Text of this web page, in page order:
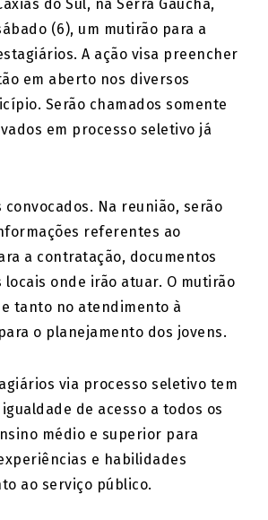
do Sul, na Serra Gaúcha,
(6), um mutirão para a
A ação visa preencher
em aberto nos diversos
Serão chamados somente
em processo seletivo já
convocados. Na reunião, serão
referentes ao
a contratação, documentos
locais onde irão atuar. O mutirão
tanto no atendimento à
o planejamento dos jovens.
via processo seletivo tem
de acesso a todos os
médio e superior para
e habilidades
ao serviço público.